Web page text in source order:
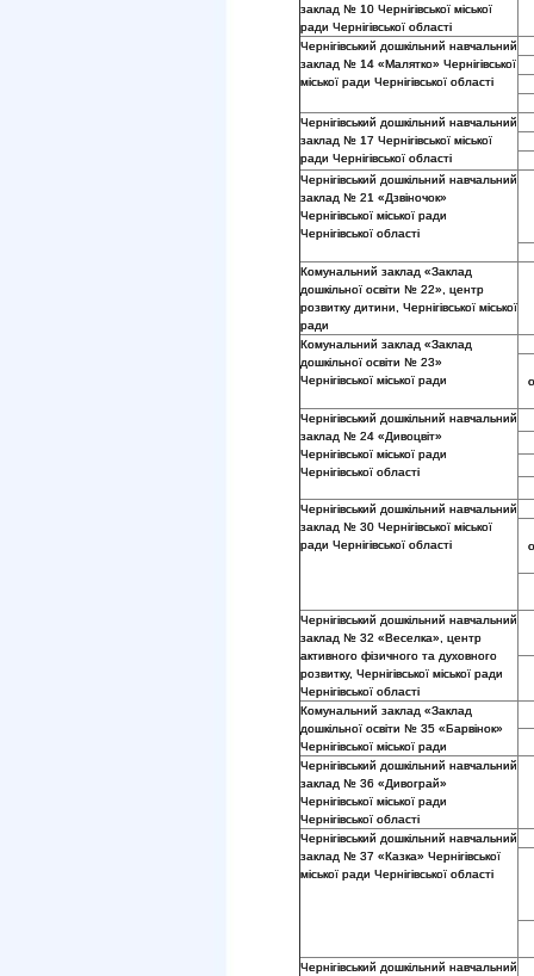
заклад № 10 Чернігівської міської
ради Чернігівської області
Чернігівський дошкільний навчальний
заклад № 14 «Малятко» Чернігівської
міської ради Чернігівської області
Чернігівський дошкільний навчальний
заклад № 17 Чернігівської міської
ради Чернігівської області
Чернігівський дошкільний навчальний
заклад № 21 «Дзвіночок»
Чернігівської міської ради
Чернігівської області
Комунальний заклад «Заклад
дошкільної освіти № 22», центр
розвитку дитини, Чернігівської міської
ради
Комунальний заклад «Заклад
дошкільної освіти № 23»
Чернігівської міської ради
Чернігівський дошкільний навчальний
заклад № 24 «Дивоцвіт»
Чернігівської міської ради
Чернігівської області
Чернігівський дошкільний навчальний
заклад № 30 Чернігівської міської
ради Чернігівської області
Чернігівський дошкільний навчальний
заклад № 32 «Веселка», центр
активного фізичного та духовного
розвитку, Чернігівської міської ради
Чернігівської області
Комунальний заклад «Заклад
дошкільної освіти № 35 «Барвінок»
Чернігівської міської ради
Чернігівський дошкільний навчальний
заклад № 36 «Дивограй»
Чернігівської міської ради
Чернігівської області
Чернігівський дошкільний навчальний
заклад № 37 «Казка» Чернігівської
міської ради Чернігівської області
Чернігівський дошкільний навчальний